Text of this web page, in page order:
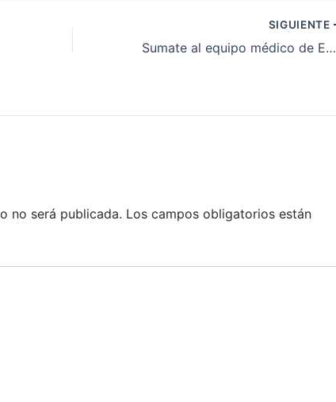
SIGUIENTE
Sumate al equipo médico de EMERGENCIAS
no será publicada. Los campos obligatorios están